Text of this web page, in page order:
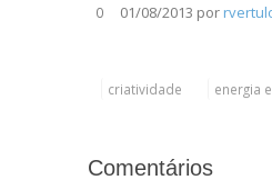
0 01/08/2013 por
criatividade energia
Comentários